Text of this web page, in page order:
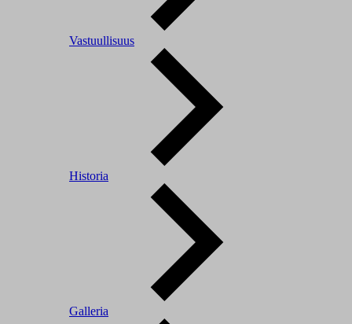
Vastuullisuus
Historia
Galleria